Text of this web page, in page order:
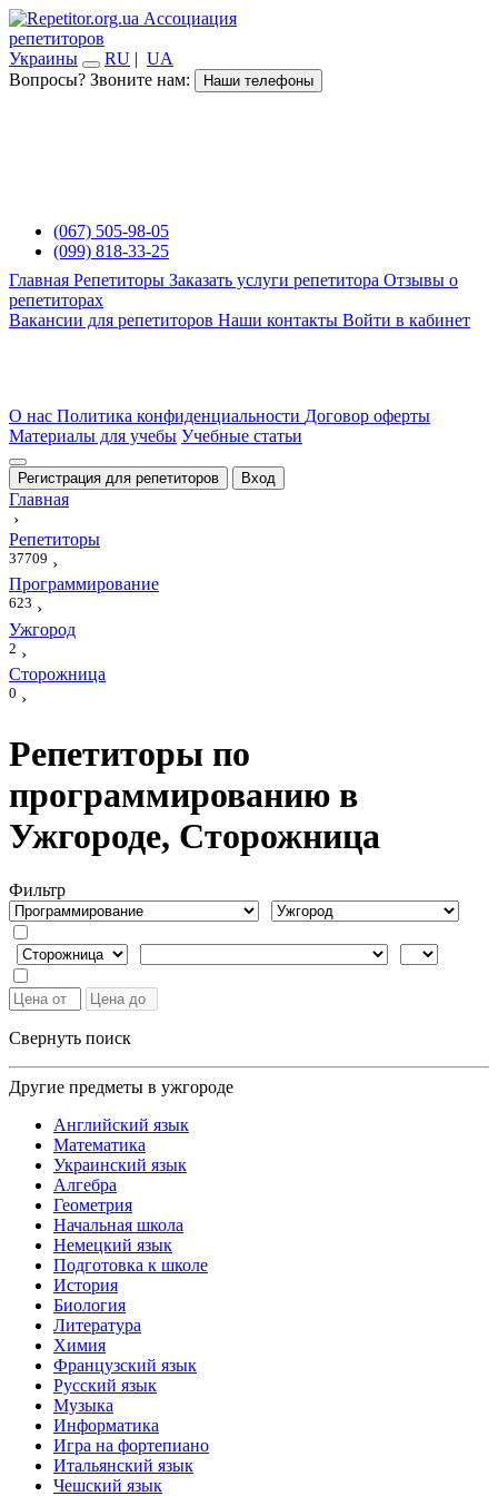
Ассоциация
репетиторов
Украины
RU | UA
Вопросы? Звоните нам:
Наши телефоны
(067) 505-98-05
(099) 818-33-25
Главная Репетиторы Заказать услуги репетитора Отзывы о
репетиторах
Вакансии для репетиторов Наши контакты Войти в кабинет
О нас Политика конфиденциальности Договор оферты
Материалы для учебы Учебные статьи
Регистрация для репетиторов Вход
Главная
›
Репетиторы
37709 ›
Программирование
623 ›
Ужгород
2 ›
Сторожница
0 ›
Репетиторы по
программированию в
Ужгороде, Сторожница
Фильтр
Свернуть поиск
Другие предметы в ужгороде
Английский язык
Математика
Украинский язык
Алгебра
Геометрия
Начальная школа
Немецкий язык
Подготовка к школе
История
Биология
Литература
Химия
Французский язык
Русский язык
Музыка
Информатика
Игра на фортепиано
Итальянский язык
Чешский язык